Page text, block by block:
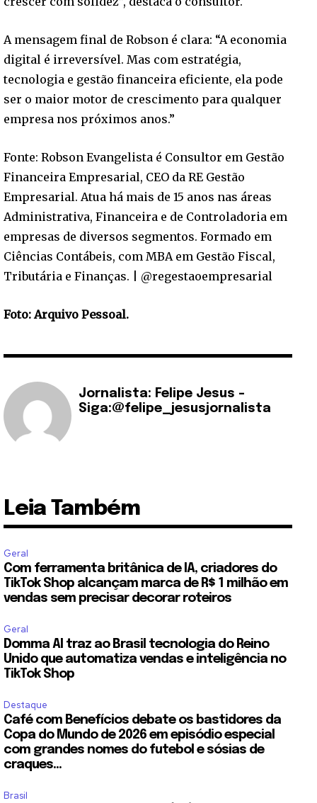
A mensagem final de Robson é clara: “A economia
digital é irreversível. Mas com estratégia,
tecnologia e gestão financeira eficiente, ela pode
ser o maior motor de crescimento para qualquer
empresa nos próximos anos.”
Fonte: Robson Evangelista é Consultor em Gestão
Financeira Empresarial, CEO da RE Gestão
Empresarial. Atua há mais de 15 anos nas áreas
Administrativa, Financeira e de Controladoria em
empresas de diversos segmentos. Formado em
Ciências Contábeis, com MBA em Gestão Fiscal,
Tributária e Finanças. | @regestaoempresarial
Foto: Arquivo Pessoal.
Jornalista: Felipe Jesus -
Siga:@felipe_jesusjornalista
Leia Também
Geral
Com ferramenta britânica de IA, criadores do
TikTok Shop alcançam marca de R$ 1 milhão em
vendas sem precisar decorar roteiros
Geral
Domma AI traz ao Brasil tecnologia do Reino
Unido que automatiza vendas e inteligência no
TikTok Shop
Destaque
Café com Benefícios debate os bastidores da
Copa do Mundo de 2026 em episódio especial
com grandes nomes do futebol e sósias de
craques...
Brasil